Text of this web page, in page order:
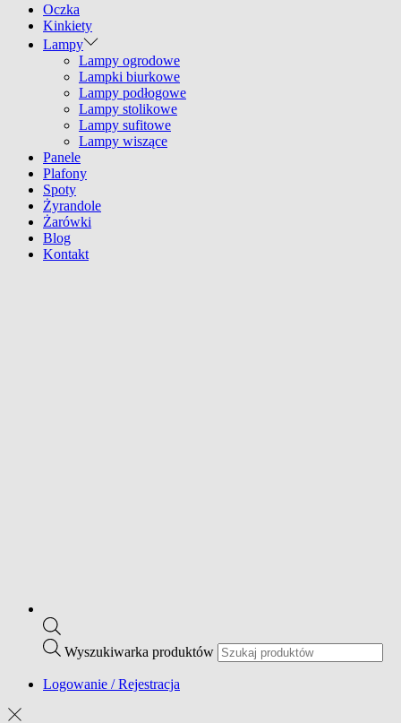
Oczka
Kinkiety
Lampy
Lampy ogrodowe
Lampki biurkowe
Lampy podłogowe
Lampy stolikowe
Lampy sufitowe
Lampy wiszące
Panele
Plafony
Spoty
Żyrandole
Żarówki
Blog
Kontakt
Wyszukiwarka produktów
Logowanie / Rejestracja